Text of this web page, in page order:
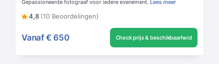
Gepassioneerde fotograaf voor iedere evenement. Lees meer
4,8 (10 Beoordelingen)
Vanaf € 650 Check prijs & beschikbaarheid